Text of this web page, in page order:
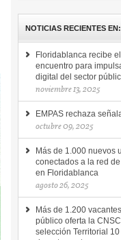
NOTICIAS RECIENTES
Floridablanca recibe
encuentro para
digital del sector
noviembre 13, 2025
EMPAS rechaza
octubre 09, 2025
Más de 1.000 nuevos
conectados a la red
en Floridablanca
agosto 26, 2025
Más de 1.200
público oferta la
selección Territorial